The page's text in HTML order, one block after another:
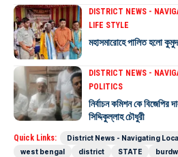
DISTRICT NEWS -
LIFE STYLE
মহাসমারোহে পালিত হলো
DISTRICT NEWS -
POLITICS
নির্বাচন কমিশন কে বিজেপির
সিদ্দিকুল্লাহ চৌধুরী
Quick Links: District News - Navigating
west bengal
district STATE